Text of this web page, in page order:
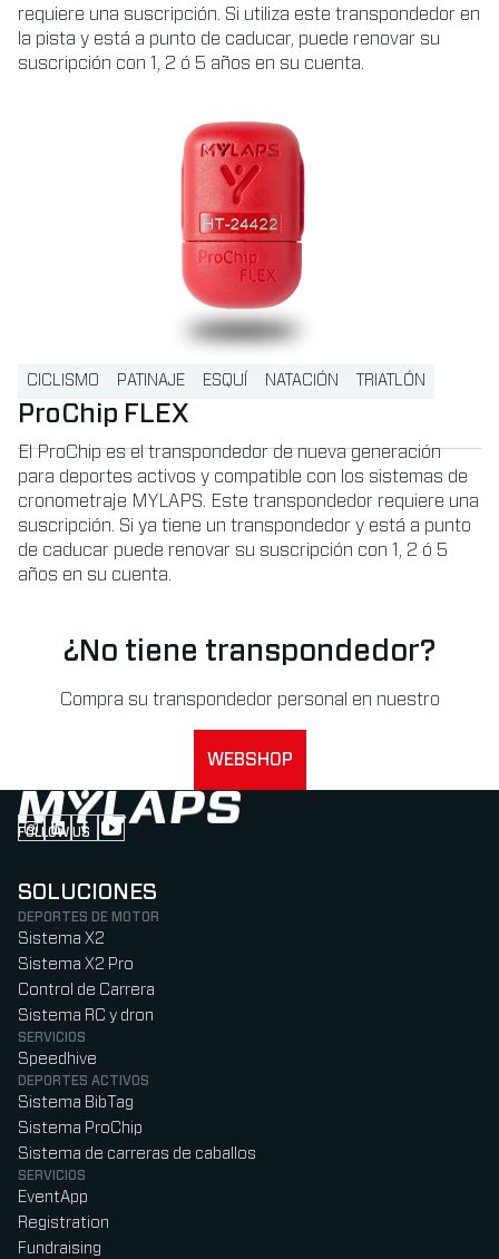
requiere una suscripción. Si utiliza este transpondedor en
la pista y está a punto de caducar, puede renovar su
suscripción con 1, 2 ó 5 años en su cuenta.
ProChip FLEX
CICLISMO PATINAJE ESQUÍ NATACIÓN TRIATLÓN
El ProChip es el transpondedor de nueva generación
para deportes activos y compatible con los sistemas de
cronometraje MYLAPS. Este transpondedor requiere una
suscripción. Si ya tiene un transpondedor y está a punto
de caducar puede renovar su suscripción con 1, 2 ó 5
años en su cuenta.
¿No tiene transpondedor?
Compra su transpondedor personal en nuestro
WEBSHOP
FOLLOW US
Follow us on Instagram (Opens in new tab)
Follow us on LinkedIn (Opens in new tab)
Follow us on Facebook (Opens in new tab)
Follow us on YouTube (Opens in new tab)
SOLUCIONES
DEPORTES DE MOTOR
Sistema X2
Sistema X2 Pro
Control de Carrera
Sistema RC y dron
SERVICIOS
Speedhive
DEPORTES ACTIVOS
Sistema BibTag
Sistema ProChip
Sistema de carreras de caballos
SERVICIOS
EventApp
Registration
Fundraising